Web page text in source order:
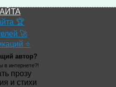
🏆
🚀
⭐
автор?
в интернете?!
прозу
и стихи